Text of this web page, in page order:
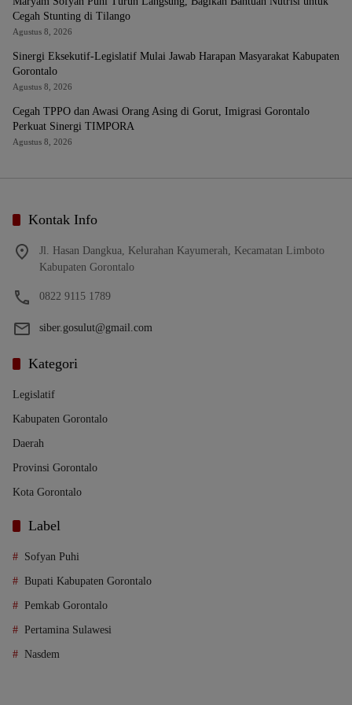
Cegah Stunting di Tilango
Agustus 8, 2026
Sinergi Eksekutif-Legislatif Mulai Jawab Harapan Masyarakat Kabupaten
Gorontalo
Agustus 8, 2026
Cegah TPPO dan Awasi Orang Asing di Gorut, Imigrasi Gorontalo
Perkuat Sinergi TIMPORA
Agustus 8, 2026
Kontak Info
Jl. Hasan Dangkua, Kelurahan Kayumerah, Kecamatan Limboto
Kabupaten Gorontalo
0822 9115 1789
siber.gosulut@gmail.com
Kategori
Legislatif
Kabupaten Gorontalo
Daerah
Provinsi Gorontalo
Kota Gorontalo
Label
Sofyan Puhi
Bupati Kabupaten Gorontalo
Pemkab Gorontalo
Pertamina Sulawesi
Nasdem